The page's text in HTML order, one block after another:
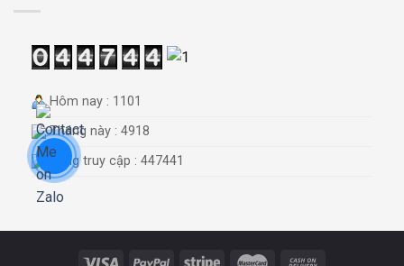
Hôm nay : 1101
Tháng này : 4918
Tổng truy cập : 447441